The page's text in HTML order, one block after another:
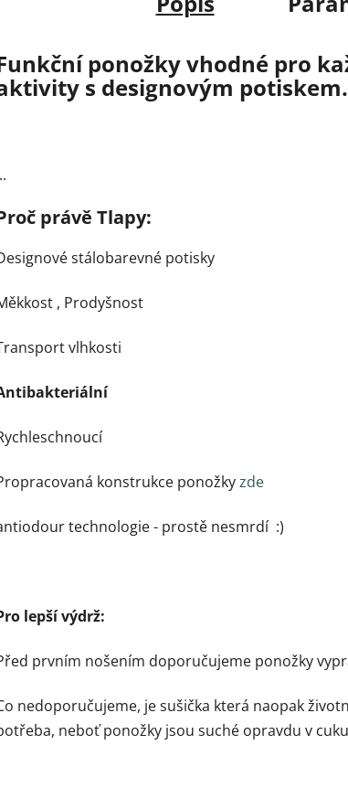
ponožky vhodné pro
s designovým potiskem.
právě Tlapy:
stálobarevné potisky
, Prodyšnost
vlhkosti
konstrukce ponožkyzde
technologie - prostě nesmrdí :)
lepší výdrž:
prvním nošením doporučujeme ponožky
nedoporučujeme, je sušička která naopak
neboť ponožky jsou suché opravdu v